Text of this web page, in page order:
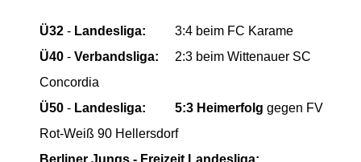
Ü32 - Landesliga: 3:4 beim FC Karame
Ü40 - Verbandsliga: 2:3 beim Wittenauer SC
Concordia
Ü50 - Landesliga: 5:3 Heimerfolg gegen FV
Rot-Weiß 90 Hellersdorf
Berliner Jungs - Freizeit Landesliga: